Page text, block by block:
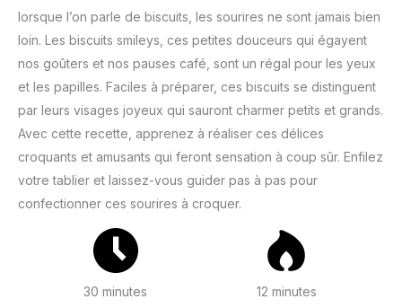
lorsque l’on parle de biscuits, les sourires ne sont jamais bien
loin. Les biscuits smileys, ces petites douceurs qui égayent
nos goûters et nos pauses café, sont un régal pour les yeux
et les papilles. Faciles à préparer, ces biscuits se distinguent
par leurs visages joyeux qui sauront charmer petits et grands.
Avec cette recette, apprenez à réaliser ces délices
croquants et amusants qui feront sensation à coup sûr. Enfilez
votre tablier et laissez-vous guider pas à pas pour
confectionner ces sourires à croquer.
30 minutes 12 minutes